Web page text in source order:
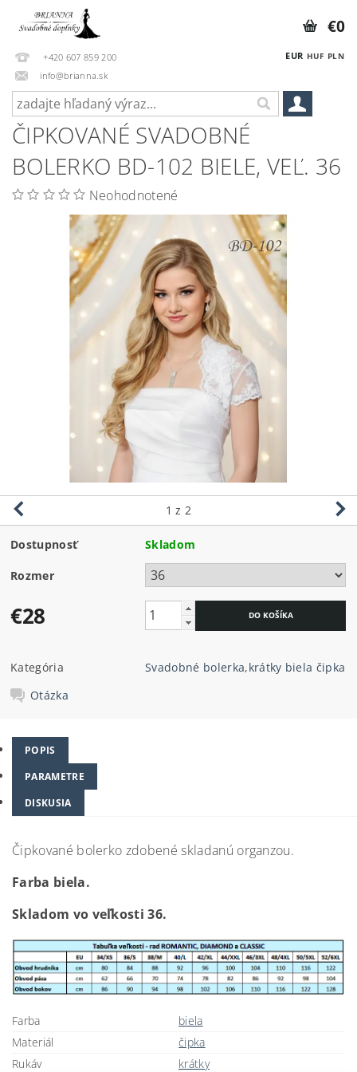
+420 607 859 200
info@brianna.sk
EUR HUF PLN
€0
ČIPKOVANÉ SVADOBNÉ
BOLERKO BD-102 BIELE, VEĽ. 36
Neohodnotené
1 z 2
Dostupnosť Skladom
Rozmer
€28
Kategória Svadobné bolerka,krátky biela čipka
Otázka
POPIS
PARAMETRE
DISKUSIA
Čipkované bolerko zdobené skladanú organzou.
Farba biela.
Skladom vo veľkosti 36.
Farba
biela
Materiál
čipka
Rukáv
krátky